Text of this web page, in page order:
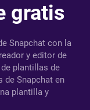
gratis
Snapchat con la
y editor de
plantillas de
de Snapchat en
plantilla y